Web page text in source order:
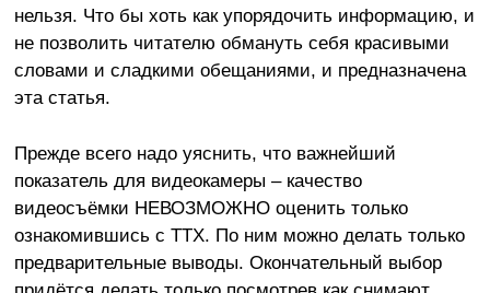
нельзя. Что бы хоть как упорядочить информацию, и
не позволить читателю обмануть себя красивыми
словами и сладкими обещаниями, и предназначена
эта статья.
Прежде всего надо уяснить, что важнейший
показатель для видеокамеры – качество
видеосъёмки НЕВОЗМОЖНО оценить только
ознакомившись с ТТХ. По ним можно делать только
предварительные выводы. Окончательный выбор